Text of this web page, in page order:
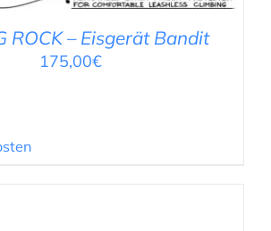
ROCK – Eisgerät Bandit
175,00€